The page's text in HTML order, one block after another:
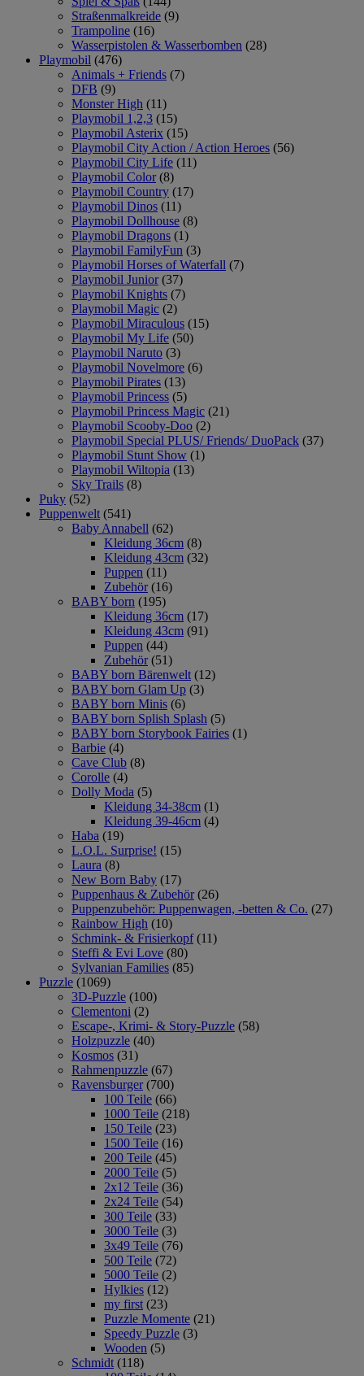
Straßenmalkreide (9)
Trampoline (16)
Wasserpistolen & Wasserbomben (28)
Playmobil (476)
Animals + Friends (7)
DFB (9)
Monster High (11)
Playmobil 1,2,3 (15)
Playmobil Asterix (15)
Playmobil City Action / Action Heroes (56)
Playmobil City Life (11)
Playmobil Color (8)
Playmobil Country (17)
Playmobil Dinos (11)
Playmobil Dollhouse (8)
Playmobil Dragons (1)
Playmobil FamilyFun (3)
Playmobil Horses of Waterfall (7)
Playmobil Junior (37)
Playmobil Knights (7)
Playmobil Magic (2)
Playmobil Miraculous (15)
Playmobil My Life (50)
Playmobil Naruto (3)
Playmobil Novelmore (6)
Playmobil Pirates (13)
Playmobil Princess (5)
Playmobil Princess Magic (21)
Playmobil Scooby-Doo (2)
Playmobil Special PLUS/ Friends/ DuoPack (37)
Playmobil Stunt Show (1)
Playmobil Wiltopia (13)
Sky Trails (8)
Puky (52)
Puppenwelt (541)
Baby Annabell (62)
Kleidung 36cm (8)
Kleidung 43cm (32)
Puppen (11)
Zubehör (16)
BABY born (195)
Kleidung 36cm (17)
Kleidung 43cm (91)
Puppen (44)
Zubehör (51)
BABY born Bärenwelt (12)
BABY born Glam Up (3)
BABY born Minis (6)
BABY born Splish Splash (5)
BABY born Storybook Fairies (1)
Barbie (4)
Cave Club (8)
Corolle (4)
Dolly Moda (5)
Kleidung 34-38cm (1)
Kleidung 39-46cm (4)
Haba (19)
L.O.L. Surprise! (15)
Laura (8)
New Born Baby (17)
Puppenhaus & Zubehör (26)
Puppenzubehör: Puppenwagen, -betten & Co. (27)
Rainbow High (10)
Schmink- & Frisierkopf (11)
Steffi & Evi Love (80)
Sylvanian Families (85)
Puzzle (1069)
3D-Puzzle (100)
Clementoni (2)
Escape-, Krimi- & Story-Puzzle (58)
Holzpuzzle (40)
Kosmos (31)
Rahmenpuzzle (67)
Ravensburger (700)
100 Teile (66)
1000 Teile (218)
150 Teile (23)
1500 Teile (16)
200 Teile (45)
2000 Teile (5)
2x12 Teile (36)
2x24 Teile (54)
300 Teile (33)
3000 Teile (3)
3x49 Teile (76)
500 Teile (72)
5000 Teile (2)
Hylkies (12)
my first (23)
Puzzle Momente (21)
Speedy Puzzle (3)
Wooden (5)
Schmidt (118)